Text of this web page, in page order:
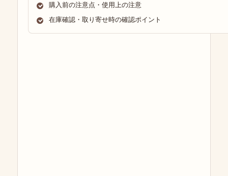
購入前の注意点・使用上の注意
在庫確認・取り寄せ時の確認ポイント